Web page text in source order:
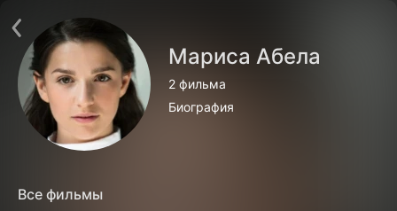
Мариса Абела
2 фильма
Биография
Все фильмы
О сервисе
Пользовательское соглашение
Политика конфиденциальности
Открыть приложение
Установить на ТВ
Бесплатные каналы